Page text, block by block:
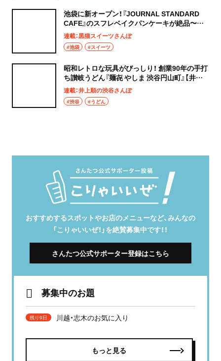
池袋に新オープン！『JOURNAL STANDARD
CAFE』のスフレベイクパンケーキが絶品〜黒
猫スイーツ散歩 池袋編5〜
連載：黒猫スイーツさんぽ
#池袋 #スイーツ
昭和レトロな玩具がびっしり！ 創業90年の手打
ち讃岐うどん『麺㐂 やしま 渋谷円山町』【井上
順の渋谷さんぽ】
連載：井上順の渋谷さんぽ
#渋谷 #うどん
おすすめするスポットやお店のメニューなど、みんなの
「こりゃいいぜ！」を絶賛募集中です！！
さんたつ公式サポーター登録はこちら
募集中のお題
残り9日 川越・志木のお気に入り
もっと見る